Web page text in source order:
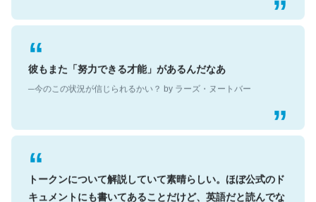
彼もまた「努力できる才能」があるんだなあ
─今のこの状況が信じられるかい？ by ラーズ・ヌートバー
トークンについて解説していて素晴らしい。ほぼ公式のド
キュメントにも書いてあることだけど、英語だと読んでな